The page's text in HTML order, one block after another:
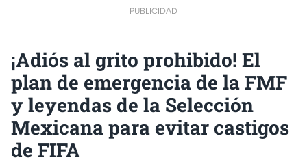
PUBLICIDAD
¡Adiós al grito prohibido! El
plan de emergencia de la FMF
y leyendas de la Selección
Mexicana para evitar castigos
de FIFA